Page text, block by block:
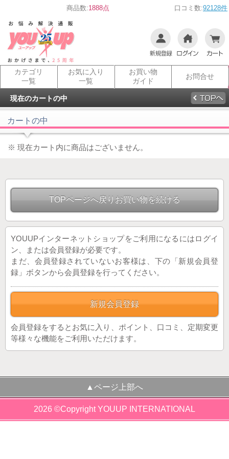
商品数:1888点 口コミ数:92128件
カテゴリ
一覧
お気に入り
一覧
お買い物
ガイド
お問合せ
現在のカートの中
カートの中
※ 現在カート内に商品はございません。
TOPページへ戻りお買い物を続ける
YOUUPインターネットショップをご利用になるにはログイ
ン、または会員登録が必要です。
まだ、会員登録されていないお客様は、下の「新規会員登
録」ボタンから会員登録を行ってください。
新規会員登録
会員登録をするとお気に入り、ポイント、口コミ、定期変更
等様々な機能をご利用いただけます。
▲ページ上部へ
2026 ©Copyright YOUUP INTERNATIONAL